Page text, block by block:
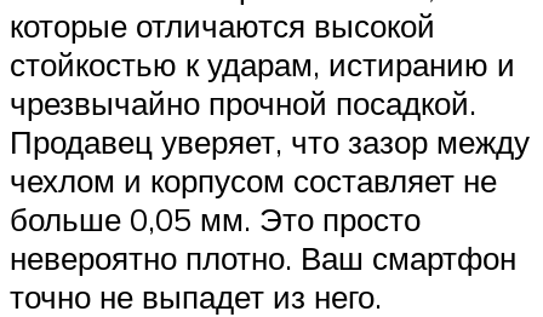
которые отличаются высокой
стойкостью к ударам, истиранию и
чрезвычайно прочной посадкой.
Продавец уверяет, что зазор между
чехлом и корпусом составляет не
больше 0,05 мм. Это просто
невероятно плотно. Ваш смартфон
точно не выпадет из него.